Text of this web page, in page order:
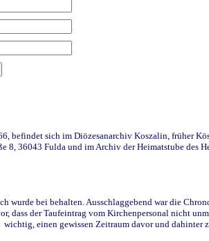
befindet sich im Diözesanarchiv Koszalin, früher
8, 36043 Fulda und im Archiv der Heimatstube
wurde bei behalten. Ausschlaggebend war die
dass der Taufeintrag vom Kirchenpersonal nicht
einen gewissen Zeitraum davor und